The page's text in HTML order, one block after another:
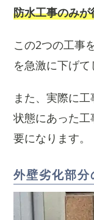
防水工事のみ
この2つの工事
を急激に下げて
また、実際に
状態にあった
要になります。
外壁劣化部分